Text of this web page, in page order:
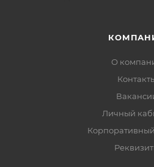
О
Личный